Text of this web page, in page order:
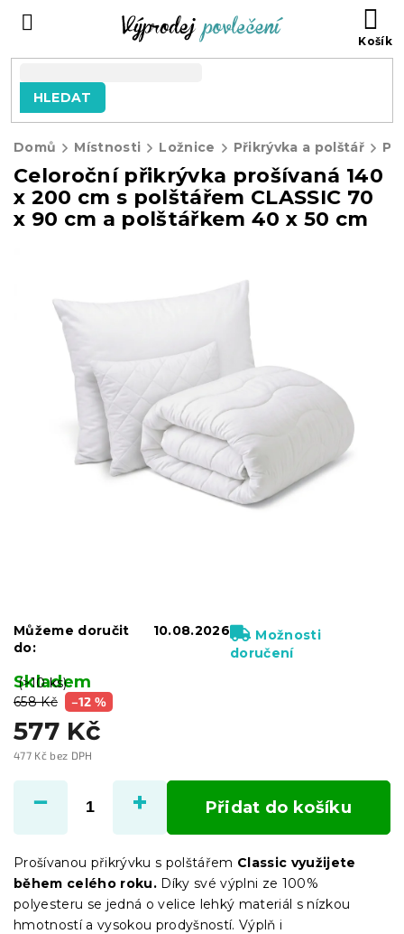
HLEDAT
Domů Místnosti Ložnice Přikrývka a polštář
Celoroční přikrývka prošívaná 140
x 200 cm s polštářem CLASSIC 70
x 90 cm a polštářkem 40 x 50 cm
658 Kč –12 %
577 Kč
477 Kč bez DPH
cena:
Skladem
(>10 ks)
Můžeme doručit
do:
10.08.2026
Možnosti
doručení
Přidat do košíku
Prošívanou přikrývku s polštářem Classic využijete
během celého roku. Díky své výplni ze 100%
polyesteru se jedná o velice lehký materiál s nízkou
hmotností a vysokou prodyšností. Výplň i